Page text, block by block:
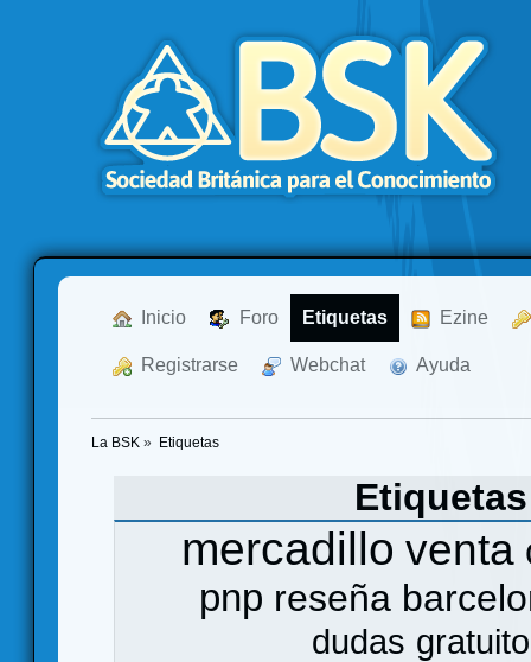
Inicio Foro Etiquetas Ezine
Registrarse Webchat Ayuda
La BSK » Etiquetas
mercadillo venta
pnp reseña
dudas gratuito